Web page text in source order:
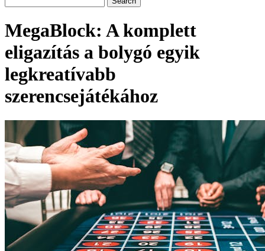
MegaBlock: A komplett
eligazítás a bolygó egyik
legkreatívabb
szerencsejátékához